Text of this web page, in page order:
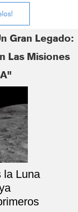
Gran Legado:
Las Misiones
la Luna